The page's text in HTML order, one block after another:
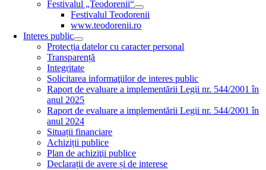
Festivalul „Teodorenii“
Festivalul Teodorenii
www.teodorenii.ro
Interes public
Protecția datelor cu caracter personal
Transparență
Integritate
Solicitarea informaţiilor de interes public
Raport de evaluare a implementării Legii nr. 544/2001 în
anul 2025
Raport de evaluare a implementării Legii nr. 544/2001 în
anul 2024
Situații financiare
Achiziții publice
Plan de achiziţii publice
Declarații de avere și de interese